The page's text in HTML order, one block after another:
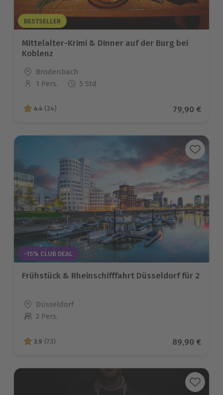
BESTSELLER
Mittelalter-Krimi & Dinner auf der Burg bei
Koblenz
Standort
Brodenbach
Anzahl der Teilnehmer
1 Pers. 5 Std
4.4 von 5 Sternen basierend auf 24 Bewertungen
4.4 (24) Aktueller
79,90 €
-15% CLUB DEAL
Frühstück & Rheinschifffahrt Düsseldorf für 2
Standort
Düsseldorf
Anzahl der Teilnehmer
2 Pers.
3.9 von 5 Sternen basierend auf 73 Bewertungen
3.9 (73) Aktueller
89,90 €